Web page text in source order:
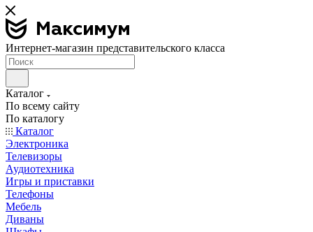
Интернет-магазин представительского класса
Каталог
По всему сайту
По каталогу
Каталог
Электроника
Телевизоры
Аудиотехника
Игры и приставки
Телефоны
Мебель
Диваны